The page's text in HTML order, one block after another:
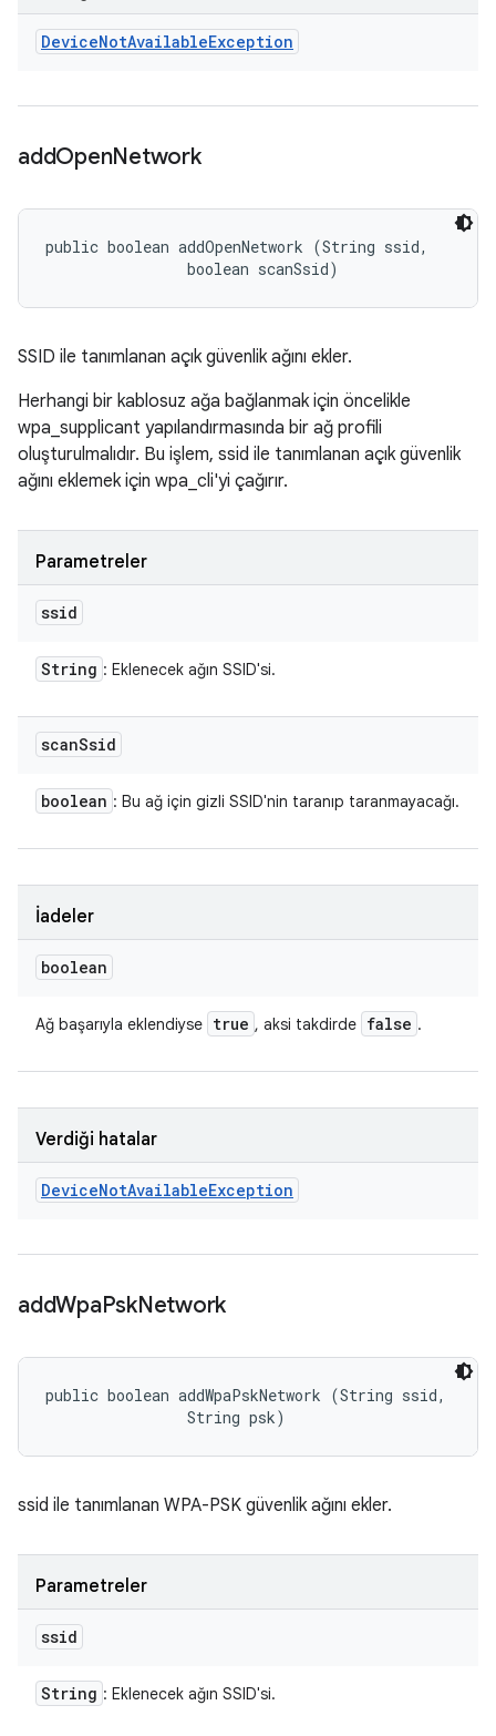
DeviceNotAvailableException
addOpenNetwork
public boolean addOpenNetwork (String ssid,
                boolean scanSsid)
SSID ile tanımlanan açık güvenlik ağını ekler.
Herhangi bir kablosuz ağa bağlanmak için öncelikle
wpa_supplicant yapılandırmasında bir ağ profili
oluşturulmalıdır. Bu işlem, ssid ile tanımlanan açık güvenlik
ağını eklemek için wpa_cli'yi çağırır.
Parametreler
ssid
String : Eklenecek ağın SSID'si.
scanSsid
boolean : Bu ağ için gizli SSID'nin taranıp taranmayacağı.
İadeler
boolean
Ağ başarıyla eklendiyse true , aksi takdirde false .
Verdiği hatalar
DeviceNotAvailableException
addWpaPskNetwork
public boolean addWpaPskNetwork (String ssid,
                String psk)
ssid ile tanımlanan WPA-PSK güvenlik ağını ekler.
Parametreler
ssid
String : Eklenecek ağın SSID'si.